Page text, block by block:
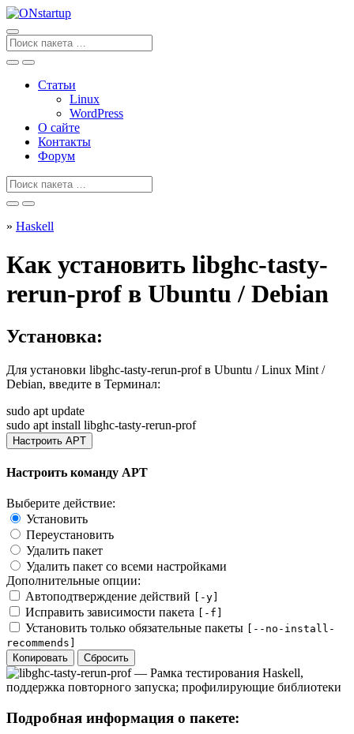
Перейти
к
содержанию
Поиск
для
Статьи
Linux
WordPress
О сайте
Контакты
Форум
Поиск
для
» Haskell
Как установить libghc-tasty-
rerun-prof в Ubuntu / Debian
Установка:
Для установки libghc-tasty-rerun-profв Ubuntu / Linux Mint /
Debian, введите в Терминал:
sudo apt update
sudo apt install libghc-tasty-rerun-prof
Настроить APT
Настроить команду APT
Выберите действие:
Установить
Переустановить
Удалить пакет
Удалить пакет со всеми настройками
Дополнительные опции:
Автоподтверждение действий
[-y]
Исправить зависимости пакета [-f]
Установить только обязательные пакеты
[--no-install-
recommends]
Копировать
Сбросить
Подробная информация о пакете: